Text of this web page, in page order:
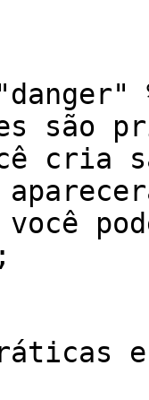
são
cria
você